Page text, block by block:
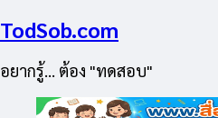
TodSob.com
อยากรู้… ต้อง "ทดสอบ"